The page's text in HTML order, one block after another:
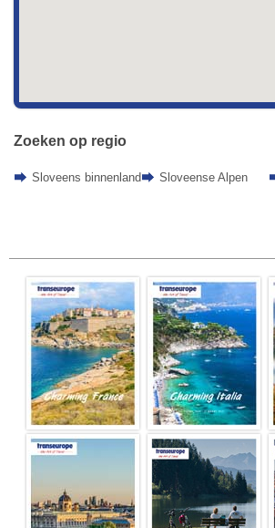
Zoeken op regio
Sloveens binnenland Sloveense Alpen